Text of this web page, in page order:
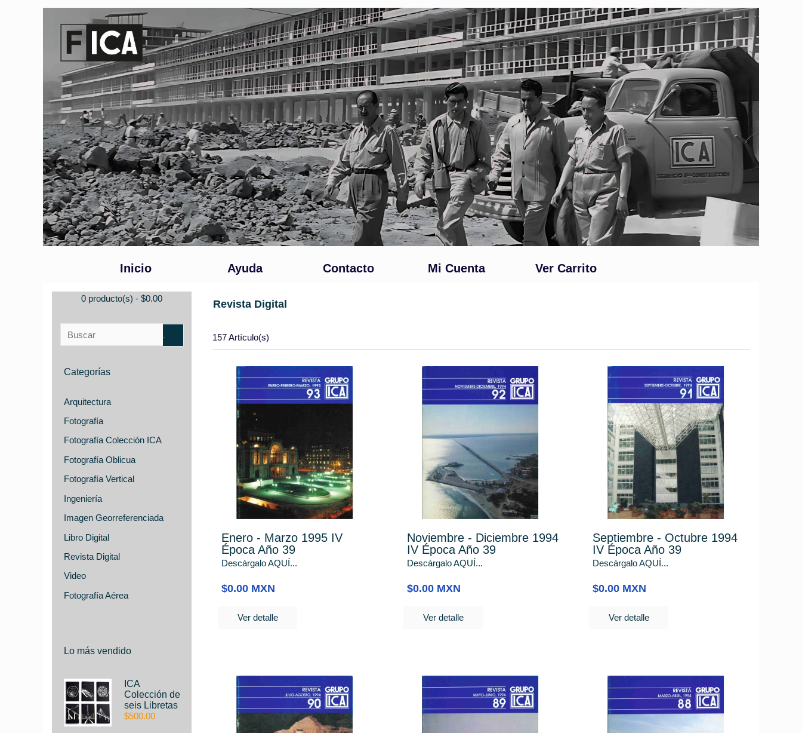
Inicio Ayuda Contacto Mi Cuenta Ver Carrito
0 producto(s) - $0.00
Categorías
Arquitectura
Fotografía
Fotografía Colección ICA
Fotografía Oblicua
Fotografía Vertical
Ingeniería
Imagen Georreferenciada
Libro Digital
Revista Digital
Video
Fotografía Aérea
Lo más vendido
ICA
Colección de
seis Libretas
$500.00
Revista Digital
157 Artículo(s)
Enero - Marzo 1995 IV
Época Año 39
Descárgalo AQUÍ...
$0.00 MXN
Ver detalle
Noviembre - Diciembre 1994
IV Época Año 39
Descárgalo AQUÍ...
$0.00 MXN
Ver detalle
Septiembre - Octubre 1994
IV Época Año 39
Descárgalo AQUÍ...
$0.00 MXN
Ver detalle